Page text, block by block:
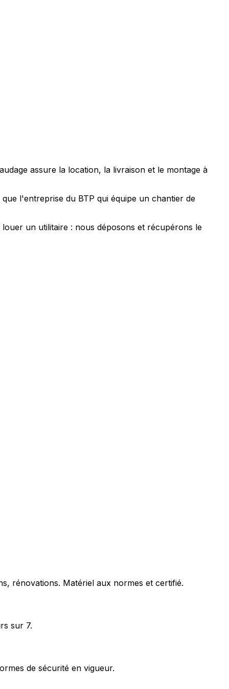
assure la location, la livraison et le montage à
l'entreprise du BTP qui équipe un chantier de
un utilitaire : nous déposons et récupérons le
rénovations. Matériel aux normes et certifié.
sur 7.
de sécurité en vigueur.